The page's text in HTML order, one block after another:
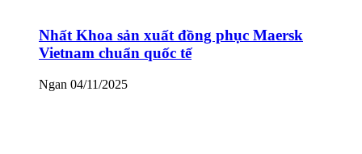
Nhất Khoa sản xuất đồng phục Maersk
Vietnam chuẩn quốc tế
Ngan 04/11/2025